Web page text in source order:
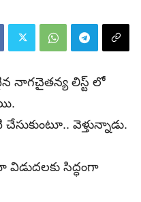
నాగచైతన్య లిస్ట్ లో
వెళ్తున్నాడు.
సిద్ధంగా